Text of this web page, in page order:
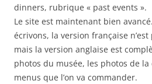
dinners, rubrique « past events ».
Le site est maintenant bien
écrivons, la version française
mais la version anglaise est
photos du musée, les photos de la
menus que l’on va commander.